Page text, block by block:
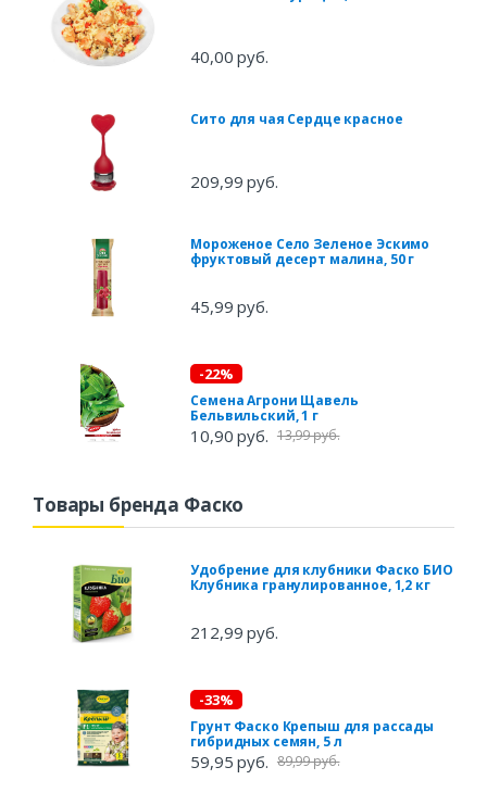
40,00 руб.
Сито для чая Сердце красное
209,99 руб.
Мороженое Село Зеленое Эскимо
фруктовый десерт малина, 50 г
45,99 руб.
-22%
Семена Агрони Щавель
Бельвильский, 1 г
10,90 руб. 13,99 руб.
Товары бренда Фаско
Удобрение для клубники Фаско БИО
Клубника гранулированное, 1,2 кг
212,99 руб.
-33%
Грунт Фаско Крепыш для рассады
гибридных семян, 5 л
59,95 руб. 89,99 руб.